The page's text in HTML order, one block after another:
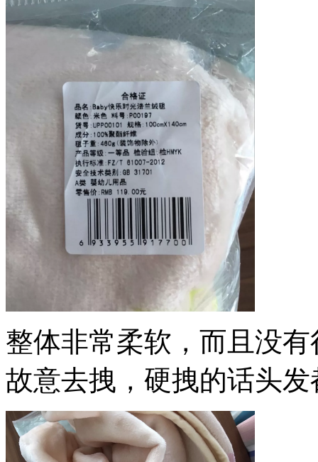
整体非常柔软，而且没
故意去拽，硬拽的话头